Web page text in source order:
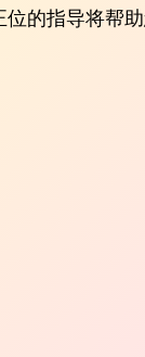
的指导将帮